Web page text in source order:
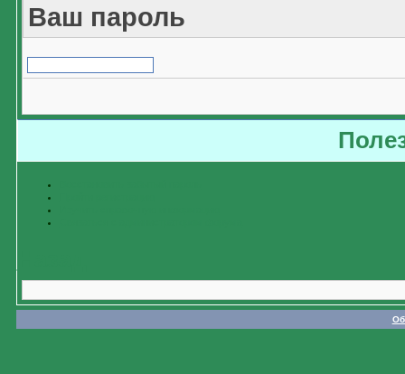
Ваш пароль